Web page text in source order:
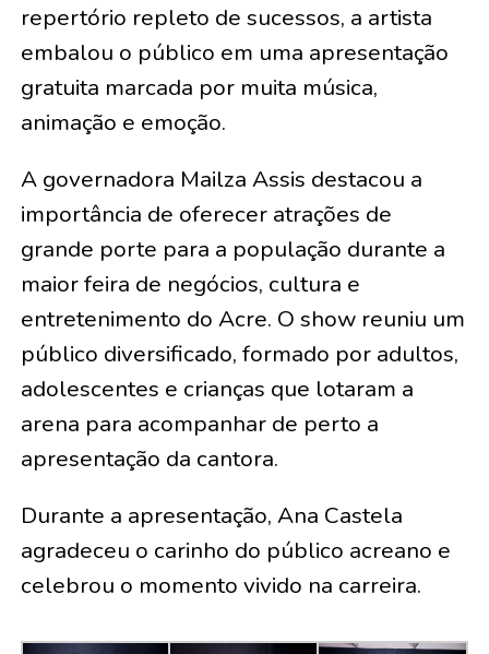
repertório repleto de sucessos, a artista
embalou o público em uma apresentação
gratuita marcada por muita música,
animação e emoção.
A governadora Mailza Assis destacou a
importância de oferecer atrações de
grande porte para a população durante a
maior feira de negócios, cultura e
entretenimento do Acre. O show reuniu um
público diversificado, formado por adultos,
adolescentes e crianças que lotaram a
arena para acompanhar de perto a
apresentação da cantora.
Durante a apresentação, Ana Castela
agradeceu o carinho do público acreano e
celebrou o momento vivido na carreira.